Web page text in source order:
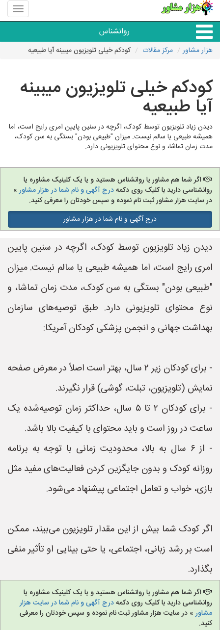
منوی
سایت
مشاور
روانشناس
گروه روانشناسی
هزار مشاور مرکز مقالات کودکم خیلی تلویزیون میبینه آیا طبیعیه
کودکم خیلی تلویزیون میبینه
آیا طبیعیه
دیدن زیاد تلویزیون توسط کودک، اگرچه در سنین پایین امری رایج است، اما
همیشه طبیعی یا سالم نیست. میزان "طبیعی بودن" بستگی به سن کودک،
مدت زمان تماشا، و نوع محتوای تلویزیونی دارد.
اگر شما هم مشاور یا روانشناس هستید و یا یک کلینیک مشاوره یا
روانشناسی دارید با کلیک روی دکمهدرج آگهی و نام شما در هزار مشاور»
در سایت هزار مشاور ثبت نام نموده و سپس خودتان را معرفی کنید.
درج آگهی و نام شما در هزار مشاور
دیدن زیاد تلویزیون توسط کودک، اگرچه در سنین پایین
امری رایج است، اما همیشه طبیعی یا سالم نیست. میزان
"طبیعی بودن" بستگی به سن کودک، مدت زمان تماشا، و
نوع محتوای تلویزیونی دارد. طبق توصیه‌های سازمان
بهداشت جهانی و انجمن پزشکی کودکان آمریکا:
- برای کودکان زیر ۲ سال، بهتر است اصلاً در معرض صفحه
نمایش (تلویزیون، تبلت، گوشی) قرار نگیرند.
- برای کودکان ۲ تا ۵ سال، حداکثر زمان توصیه‌شده یک
ساعت در روز است و باید محتوای با کیفیت بالا باشد.
- از ۶ سال به بالا، محدودیت زمانی با توجه به برنامه
روزانه کودک و بدون جایگزین کردن فعالیت‌های مفید مثل
بازی، خواب و تعامل اجتماعی پیشنهاد می‌شود.
اگر کودک شما بیش از این مقدار تلویزیون می‌بیند، ممکن
است بر رشد زبانی، اجتماعی، یا حتی بینایی او تأثیر منفی
بگذارد.
اگر شما هم مشاور یا روانشناس هستید و یا یک کلینیک مشاوره یا
روانشناسی دارید با کلیک روی دکمهدرج آگهی و نام شما در سایت هزار
مشاور» در سایت هزار مشاور ثبت نام نموده و سپس خودتان را معرفی
کنید.